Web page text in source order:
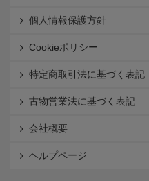
個人情報保護方針
Cookieポリシー
特定商取引法に基づく表記
古物営業法に基づく表記
会社概要
ヘルプページ